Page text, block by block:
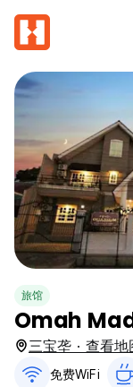
旅馆
Omah
三宝垄 · 查看地
免费WiFi